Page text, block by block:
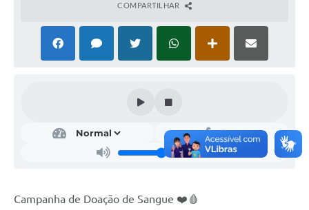
Administração
Sala Mineira do Empreendedor
MROSC - Parcerias
COMPARTILHAR
Campanha de Doação de Sangue ❤️🩸